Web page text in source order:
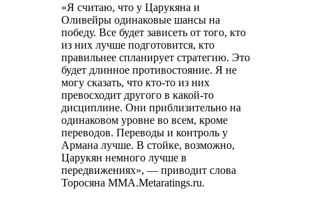
«Я считаю, что у Царукяна и
Оливейры одинаковые шансы на
победу. Все будет зависеть от того, кто
из них лучше подготовится, кто
правильнее спланирует стратегию. Это
будет длинное противостояние. Я не
могу сказать, что кто-то из них
превосходит другого в какой-то
дисциплине. Они приблизительно на
одинаковом уровне во всем, кроме
переводов. Переводы и контроль у
Армана лучше. В стойке, возможно,
Царукян немного лучше в
передвижениях», — приводит слова
Торосяна MMA.Metaratings.ru.